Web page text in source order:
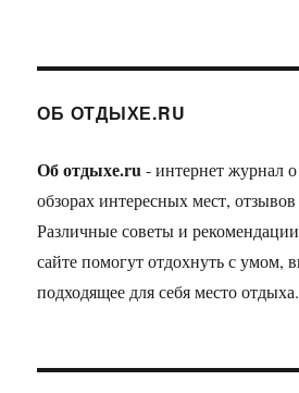
ОБ ОТДЫХЕ.RU
Об отдыхе.ru - интернет журнал
обзорах интересных мест,
Различные советы и
сайте помогут отдохнуть с умом,
подходящее для себя место отдыха.